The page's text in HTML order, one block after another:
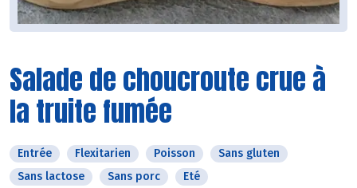
Salade de choucroute crue à
la truite fumée
Entrée Flexitarien Poisson
Sans gluten
Sans lactose
Sans porc Eté